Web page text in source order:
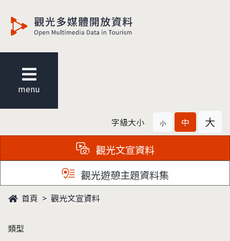
menu
字級大小 小 中 大
觀光文宣資料
觀光遊憩主題資料集
首頁 觀光文宣資料
類型